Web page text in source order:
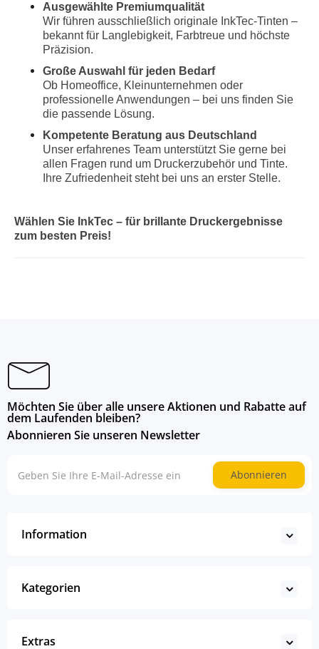
Ausgewählte Premiumqualität
Wir führen ausschließlich originale InkTec-Tinten –
bekannt für Langlebigkeit, Farbtreue und höchste
Präzision.
Große Auswahl für jeden Bedarf
Ob Homeoffice, Kleinunternehmen oder
professionelle Anwendungen – bei uns finden Sie
die passende Lösung.
Kompetente Beratung aus Deutschland
Unser erfahrenes Team unterstützt Sie gerne bei
allen Fragen rund um Druckerzubehör und Tinte.
Ihre Zufriedenheit steht bei uns an erster Stelle.
Wählen Sie InkTec – für brillante Druckergebnisse
zum besten Preis!
Möchten Sie über alle unsere Aktionen und Rabatte auf
dem Laufenden bleiben?
Abonnieren Sie unseren Newsletter
Abonnieren
Information
Kategorien
Extras